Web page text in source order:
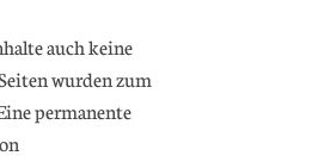
auch keine
wurden zum
permanente